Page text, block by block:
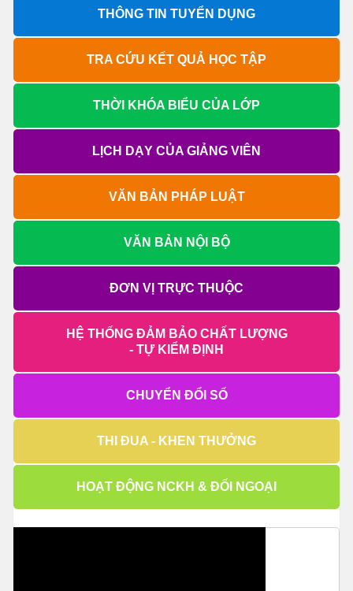
THÔNG TIN TUYỂN DỤNG
TRA CỨU KẾT QUẢ HỌC TẬP
THỜI KHÓA BIỂU CỦA LỚP
LỊCH DẠY CỦA GIẢNG VIÊN
VĂN BẢN PHÁP LUẬT
VĂN BẢN NỘI BỘ
ĐƠN VỊ TRỰC THUỘC
HỆ THỐNG ĐẢM BẢO CHẤT LƯỢNG
- TỰ KIỂM ĐỊNH
CHUYỂN ĐỔI SỐ
THI ĐUA - KHEN THƯỞNG
HOẠT ĐỘNG NCKH & ĐỐI NGOẠI